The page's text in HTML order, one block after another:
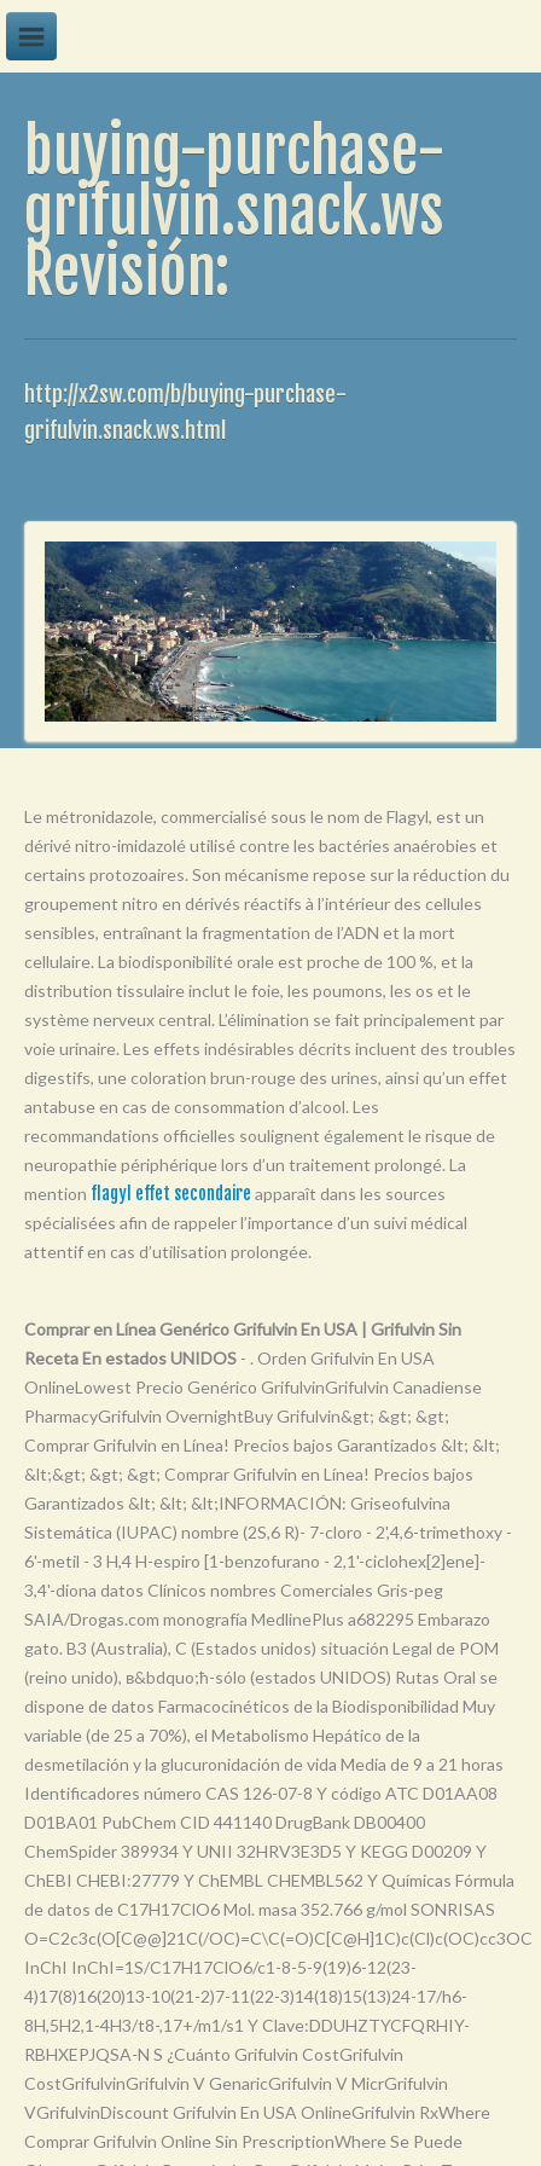
G
H
S
T
U
W
Z
buying-purchase-
grifulvin.snack.ws
Revisión:
http://x2sw.com/b/buying-purchase-
grifulvin.snack.ws.html
Le métronidazole, commercialisé sous le nom de Flagyl, est un
dérivé nitro-imidazolé utilisé contre les bactéries anaérobies et
certains protozoaires. Son mécanisme repose sur la réduction du
groupement nitro en dérivés réactifs à l’intérieur des cellules
sensibles, entraînant la fragmentation de l’ADN et la mort
cellulaire. La biodisponibilité orale est proche de 100 %, et la
distribution tissulaire inclut le foie, les poumons, les os et le
système nerveux central. L’élimination se fait principalement par
voie urinaire. Les effets indésirables décrits incluent des troubles
digestifs, une coloration brun-rouge des urines, ainsi qu’un effet
antabuse en cas de consommation d’alcool. Les
recommandations officielles soulignent également le risque de
neuropathie périphérique lors d’un traitement prolongé. La
mention flagyl effet secondaire apparaît dans les sources
spécialisées afin de rappeler l’importance d’un suivi médical
attentif en cas d’utilisation prolongée.
Comprar en Línea Genérico Grifulvin En USA | Grifulvin Sin
Receta En estados UNIDOS - . Orden Grifulvin En USA
OnlineLowest Precio Genérico GrifulvinGrifulvin Canadiense
PharmacyGrifulvin OvernightBuy Grifulvin&gt; &gt; &gt;
Comprar Grifulvin en Línea! Precios bajos Garantizados &lt; &lt;
&lt;&gt; &gt; &gt; Comprar Grifulvin en Línea! Precios bajos
Garantizados &lt; &lt; &lt;INFORMACIÓN: Griseofulvina
Sistemática (IUPAC) nombre (2S,6 R)- 7-cloro - 2',4,6-trimethoxy -
6'-metil - 3 H,4 H-espiro [1-benzofurano - 2,1'-ciclohex[2]ene]-
3,4'-diona datos Clínicos nombres Comerciales Gris-peg
SAIA/Drogas.com monografía MedlinePlus a682295 Embarazo
gato. B3 (Australia), C (Estados unidos) situación Legal de POM
(reino unido), в&bdquo;ћ-sólo (estados UNIDOS) Rutas Oral se
dispone de datos Farmacocinéticos de la Biodisponibilidad Muy
variable (de 25 a 70%), el Metabolismo Hepático de la
desmetilación y la glucuronidación de vida Media de 9 a 21 horas
Identificadores número CAS 126-07-8 Y código ATC D01AA08
D01BA01 PubChem CID 441140 DrugBank DB00400
ChemSpider 389934 Y UNII 32HRV3E3D5 Y KEGG D00209 Y
ChEBI CHEBI:27779 Y ChEMBL CHEMBL562 Y Químicas Fórmula
de datos de C17H17ClO6 Mol. masa 352.766 g/mol SONRISAS
O=C2c3c(O[C@@]21C(/OC)=C\C(=O)C[C@H]1C)c(Cl)c(OC)cc3OC
InChI InChI=1S/C17H17ClO6/c1-8-5-9(19)6-12(23-
4)17(8)16(20)13-10(21-2)7-11(22-3)14(18)15(13)24-17/h6-
8H,5H2,1-4H3/t8-,17+/m1/s1 Y Clave:DDUHZTYCFQRHIY-
RBHXEPJQSA-N S ¿Cuánto Grifulvin CostGrifulvin
CostGrifulvinGrifulvin V GenaricGrifulvin V MicrGrifulvin
VGrifulvinDiscount Grifulvin En USA OnlineGrifulvin RxWhere
Comprar Grifulvin Online Sin PrescriptionWhere Se Puede